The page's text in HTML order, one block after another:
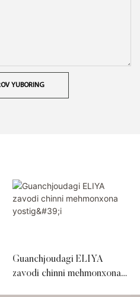
YUBORING
Guanchjoudagi ELIYA
zavodi chinni mehmonxona